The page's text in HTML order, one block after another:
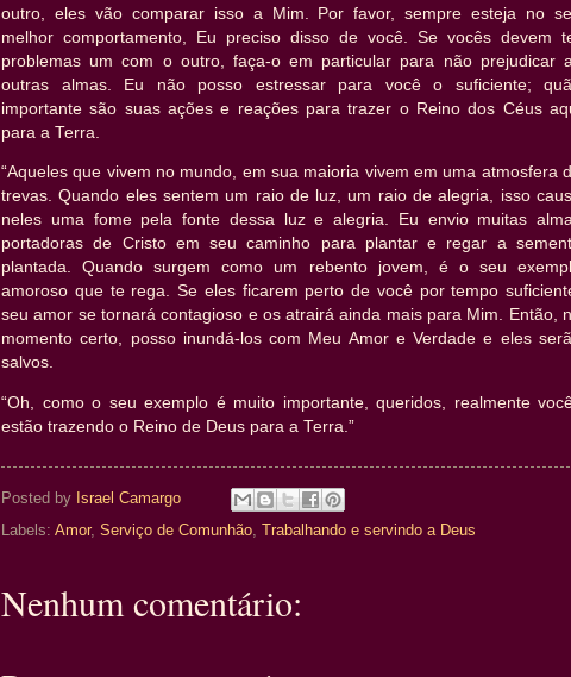
outro, eles vão comparar isso a Mim. Por favor, sempre esteja no
melhor comportamento, Eu preciso disso de você. Se vocês devem
problemas um com o outro, faça-o em particular para não prejudicar
outras almas. Eu não posso estressar para você o suficiente;
importante são suas ações e reações para trazer o Reino dos Céus
para a Terra.
“Aqueles que vivem no mundo, em sua maioria vivem em uma atmosfera
trevas. Quando eles sentem um raio de luz, um raio de alegria, isso
neles uma fome pela fonte dessa luz e alegria. Eu envio muitas
portadoras de Cristo em seu caminho para plantar e regar a
plantada. Quando surgem como um rebento jovem, é o seu
amoroso que te rega. Se eles ficarem perto de você por tempo
seu amor se tornará contagioso e os atrairá ainda mais para Mim. Então,
momento certo, posso inundá-los com Meu Amor e Verdade e eles
salvos.
“Oh, como o seu exemplo é muito importante, queridos, realmente
estão trazendo o Reino de Deus para a Terra.”
Posted by Israel Camargo
Labels: Amor, Serviço de Comunhão Trabalhando e servindo a Deus
Nenhum comentário: